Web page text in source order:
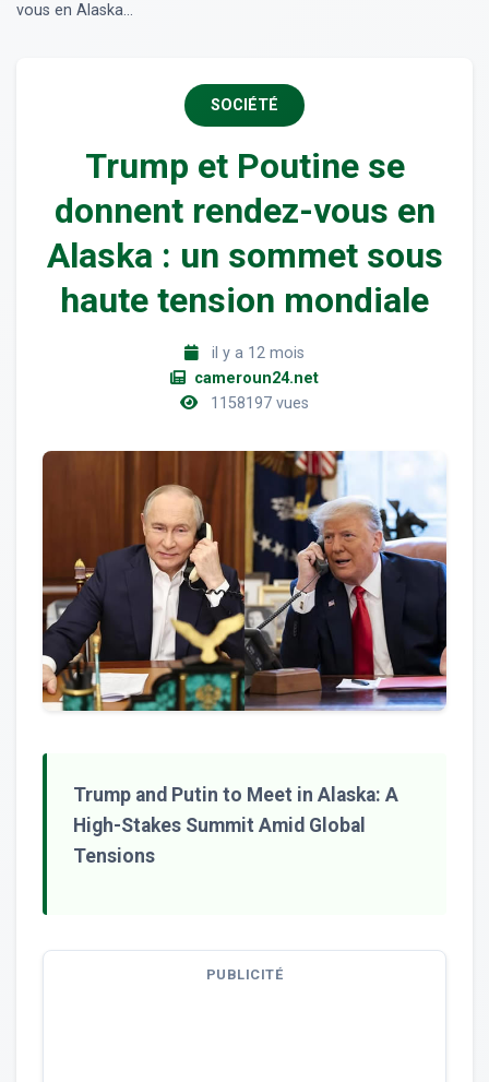
vous en Alaska...
SOCIÉTÉ
Trump et Poutine se
donnent rendez-vous en
Alaska : un sommet sous
haute tension mondiale
il y a 12 mois
cameroun24.net
1158197 vues
Trump and Putin to Meet in Alaska: A
High-Stakes Summit Amid Global
Tensions
PUBLICITÉ